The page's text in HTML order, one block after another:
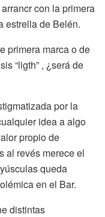
con la primera
estrella de Belén.
primera marca o de
“ligth” , ¿será de
por la
idea a algo
propio de
al revés merece el
queda
en el Bar.
distintas